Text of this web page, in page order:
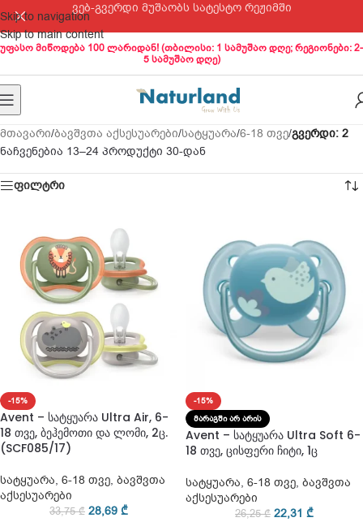
Skip to navigation
Skip to main content
ვებ-გვერდი მუშაობს სატესტო რეჟიმში
უფასო მიწოდება 100 ლარიდან! (თბილისი: 1 სამუშაო დღე; რეგიონები: 2-
5 სამუშაო დღე)
მთავარი/ბავშვთა აქსესუარები/სატყუარა/6-18 თვე/გვერდი: 3
ნაჩვენებია 25–30 პროდუქტი 30-დან
ფილტრი
-15%
Avent – სატყუარა Ultra Air, 6-
18 თვე, ბეჰემოთი და ლომი, 2ც.
(SCF085/17)
სატყუარა, 6-18 თვე, ბავშვთა
აქსესუარები
33,75₾ 28,69 ₾
-15%
ᲛᲐᲠᲐᲒᲨᲘ ᲐᲠ ᲐᲠᲘᲡ
Avent – სატყუარა Ultra Soft 6-
18 თვე, ცისფერი ჩიტი, 1ც
სატყუარა, 6-18 თვე, ბავშვთა
აქსესუარები
26,25₾ 22,31 ₾